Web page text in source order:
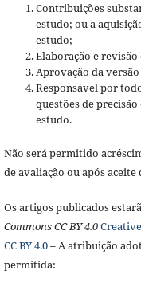
Contribuições
estudo; ou a
estudo;
Elaboração e
Aprovação da
Responsável por
questões de
estudo.
Não será permitido
de avaliação ou após
Os artigos publicados
Commons CC BY 4.0
CC BY 4.0– A atribuição
permitida: